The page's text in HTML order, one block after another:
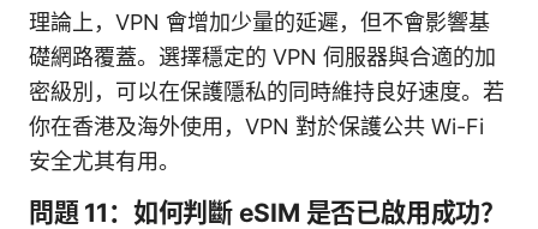
理論上，VPN 會增加少量的延遲，但不會影響基
礎網路覆蓋。選擇穩定的 VPN 伺服器與合適的加
密級別，可以在保護隱私的同時維持良好速度。若
你在香港及海外使用，VPN 對於保護公共 Wi-Fi
安全尤其有用。
問題 11：如何判斷 eSIM 是否已啟用成功？